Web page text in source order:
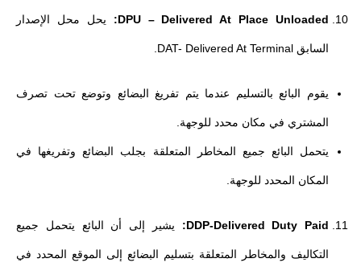
DPU – Delivered At Place Unloaded: يحل محل الإصدار
السابق DAT- Delivered At Terminal.
يقوم البائع بالتسليم عندما يتم تفريغ البضائع وتوضع تحت تصرف
المشتري في مكان محدد للوجهة.
يتحمل البائع جميع المخاطر المتعلقة بجلب البضائع وتفريغها في
المكان المحدد للوجهة.
DDP-Delivered Duty Paid: يشير إلى أن البائع يتحمل جميع
التكاليف والمخاطر المتعلقة بتسليم البضائع إلى الموقع المحدد في